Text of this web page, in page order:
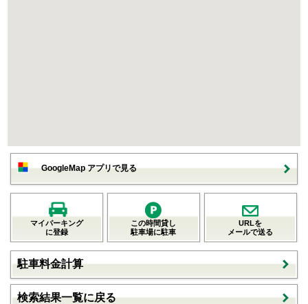
GoogleMap アプリで見る
マイパーキング
に登録
この時間貸し
駐車場に駐車
URLを
メールで送る
駐車料金計算
検索結果一覧に戻る